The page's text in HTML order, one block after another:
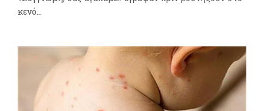
κενό...